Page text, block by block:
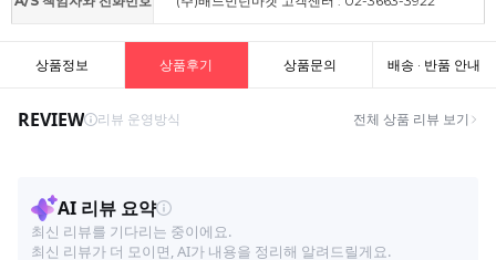
상품정보 상품후기 상품문의 배송 · 반품 안내